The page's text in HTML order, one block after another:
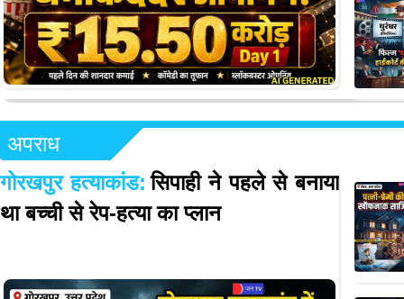
अपराध
गोरखपुर हत्याकांड: सिपाही ने पहले से बनाया
था बच्ची से रेप-हत्या का प्लान